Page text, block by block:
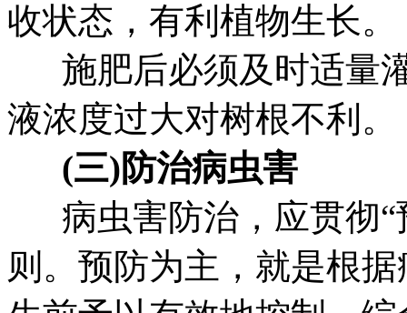
收状态，有利植物生长。
施肥后必须及时适量
液浓度过大对树根不利。
(三)防治病虫害
病虫害防治，应贯彻“
则。预防为主，就是根